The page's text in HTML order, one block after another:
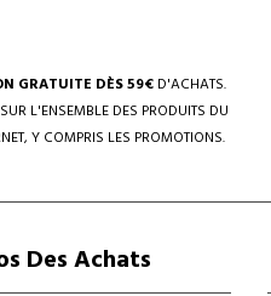
GRATUITE DÈS 59€ D'ACHATS.
L'ENSEMBLE DES PRODUITS DU
Y COMPRIS LES PROMOTIONS.
Des Achats